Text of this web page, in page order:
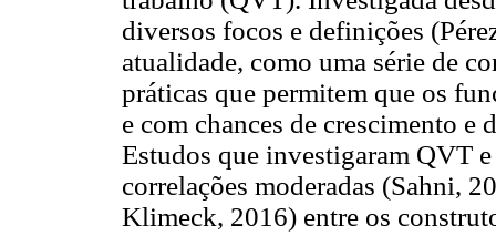
diversos focos e definições
atualidade, como uma série de
práticas que permitem que os
e com chances de crescimento
Estudos que investigaram QVT
correlações moderadas (Sahni,
Klimeck, 2016) entre os